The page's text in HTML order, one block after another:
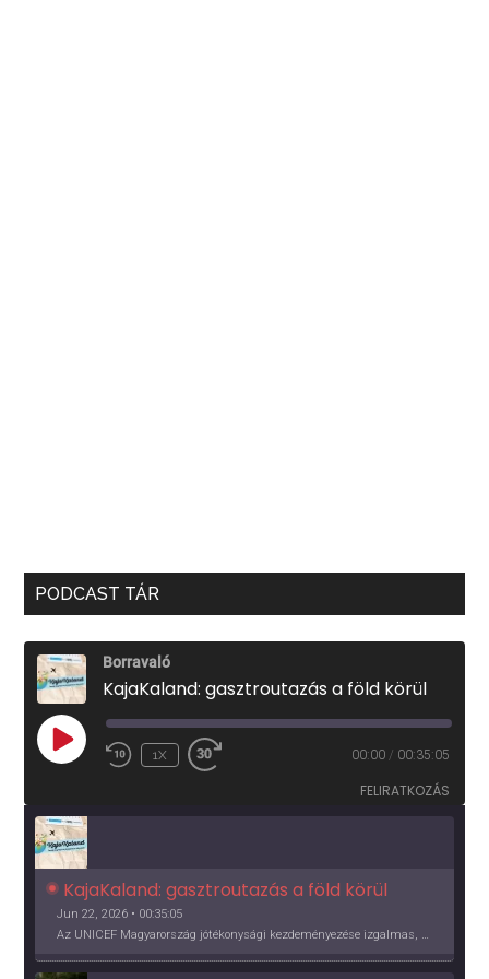
PODCAST TÁR
Borravaló
KajaKaland: gasztroutazás a föld körül
PLAY
EPISODE
1X 00:00 / 00:35:05
FELIRATKOZÁS
KajaKaland: gasztroutazás a föld körül
Jun 22, 2026 • 00:35:05
Az UNICEF Magyarország jótékonysági kezdeményezése izgalmas, egész éves világkörüli ízutazásra hív, igazi családi program és gasztroedukáció, illetve segítség a rászorulóknak is egyben.